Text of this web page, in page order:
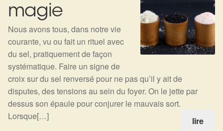
Bracelets
Colliers
Pendentifs
Pierres
Harmonisation
magie
Nous avons tous, dans notre vie
courante, vu ou fait un rituel avec
du sel, pratiquement de façon
systématique. Faire un signe de
croix sur du sel renversé pour ne pas qu’il y ait de
disputes, des tensions au sein du foyer. On le jette par
dessus son épaule pour conjurer le mauvais sort.
Lorsque[…]
lire